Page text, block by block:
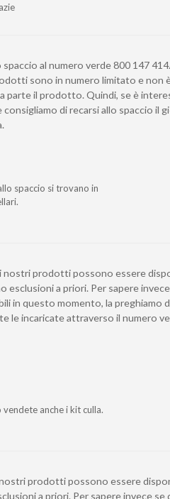
al numero verde 800 147
sono in numero limitato e non
parte il prodotto. Quindi, se è
di recarsi allo spaccio il
spaccio si trovano in
nostri prodotti possono essere
esclusioni a priori. Per sapere
in questo momento, la preghiamo
le incaricate attraverso il numero
anche i kit culla.
prodotti possono essere
a priori. Per sapere invece se